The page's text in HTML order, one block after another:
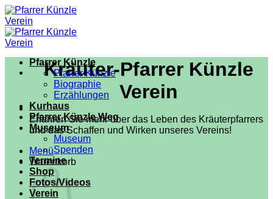
Zum
Inhalt
springen
Kräuter-Pfarrer Künzle
Verein
Erfahren Sie mehr über das Leben des Kräuterpfarrers
und das Schaffen und Wirken unseres Vereins!
Menü
Warenkorb
Pfarrer Künzle
Pfarrer Künzle
Biographie
Erzählungen
Kurhaus
Pfarrer Künzle Weg
Museum
Museum
Spenden
Termine
Shop
Fotos/Videos
Verein